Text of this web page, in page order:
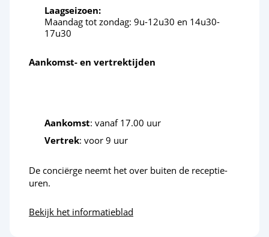
Laagseizoen:
Maandag tot zondag: 9u-12u30 en 14u30-
17u30
Aankomst- en vertrektijden
Aankomst: vanaf 17.00 uur
Vertrek: voor 9 uur
De conciërge neemt het over buiten de receptie-
uren.
Bekijk het informatieblad